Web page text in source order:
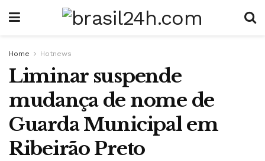
Home Hotnews
Liminar suspende
mudança de nome de
Guarda Municipal em
Ribeirão Preto